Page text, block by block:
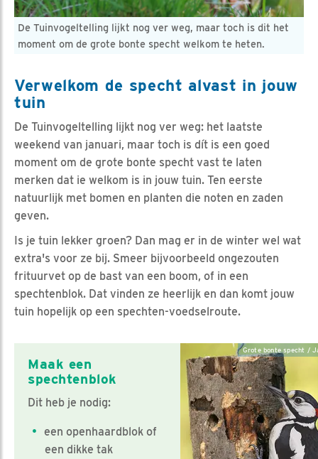
De Tuinvogeltelling lijkt nog ver weg, maar toch is dit het
moment om de grote bonte specht welkom te heten.
Verwelkom de specht alvast in jouw
tuin
De Tuinvogeltelling lijkt nog ver weg: het laatste
weekend van januari, maar toch is dít is een goed
moment om de grote bonte specht vast te laten
merken dat ie welkom is in jouw tuin. Ten eerste
natuurlijk met bomen en planten die noten en zaden
geven.
Is je tuin lekker groen? Dan mag er in de winter wel wat
extra's voor ze bij. Smeer bijvoorbeeld ongezouten
frituurvet op de bast van een boom, of in een
spechtenblok. Dat vinden ze heerlijk en dan komt jouw
tuin hopelijk op een spechten-voedselroute.
Grote bonte specht /
Maak een
spechtenblok
Dit heb je nodig:
een openhaardblok of
een dikke tak